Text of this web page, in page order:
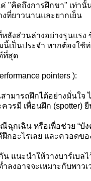
"คิดถึงการฝึกขา" เท่านั้
ที่ยาวนานและยากเย็น
งส่วนล่างอย่างรุนแรง
เป็นประจำ หากต้องใช้
ที่สุด
pointers ):
มารถฝึกได้อย่างมั่นใจ
วรมี เพื่อนฝึก
เฉิน หรือเพื่อช่วย “บัง
กอะไรเลย และควอด
นะนำให้วางบาร์เบลไ
ลงอาจจะเหมาะกับพา